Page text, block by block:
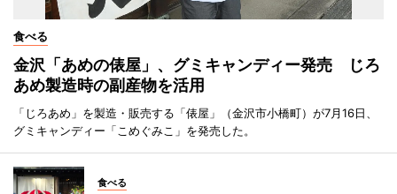
食べる
金沢「あめの俵屋」、グミキャンディー発売 じろ
あめ製造時の副産物を活用
「じろあめ」を製造・販売する「俵屋」（金沢市小橋町）が7月16日、
グミキャンディー「こめぐみこ」を発売した。
食べる